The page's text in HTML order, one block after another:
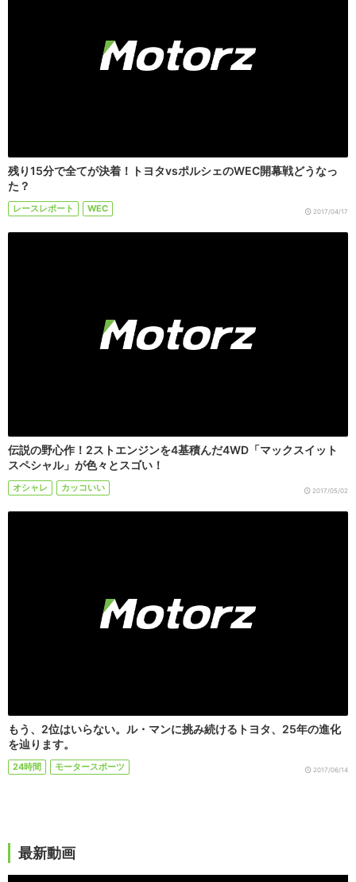
残り15分で全てが決着！トヨタvsポルシェのWEC開幕戦どうなっ
た？
レースレポート WEC 2017/04/17
伝説の野心作！2ストエンジンを4基積んだ4WD「マックスイット
スペシャル」が色々とスゴい！
オシャレ カッコいい 2017/05/02
もう、2位はいらない。ル・マンに挑み続けるトヨタ、25年の進化
を辿ります。
24時間 モータースポーツ 2017/06/14
最新動画